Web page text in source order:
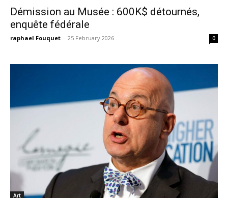
Démission au Musée : 600K$ détournés,
enquête fédérale
raphael Fouquet - 25 February 2026 0
Art